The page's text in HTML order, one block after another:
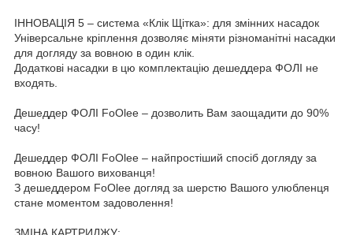
ІННОВАЦІЯ 5 – система «Клік Щітка»: для змінних насадок
Універсальне кріплення дозволяє міняти різноманітні насадки
для догляду за вовною в один клік.
Додаткові насадки в цю комплектацію дешеддера ФОЛІ не
входять.
Дешеддер ФОЛІ FoOlee – дозволить Вам заощадити до 90%
часу!
Дешеддер ФОЛІ FoOlee – найпростіший спосіб догляду за
вовною Вашого вихованця!
З дешеддером FoOlee догляд за шерстю Вашого улюбленця
стане моментом задоволення!
ЗМІНА КАРТРИДЖУ: